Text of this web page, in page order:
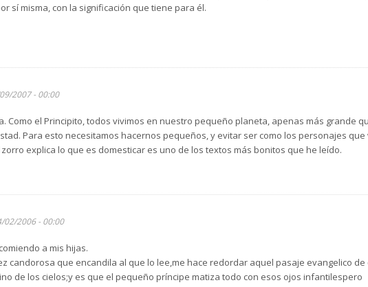
sí misma, con la significación que tiene para él.
Principito de un pequeño planeta, ¿qué te gustaría que tuviese tu Planeta? ¿quién te
ellos al fondo del tema, a un nivel más alto de interpretación que la simple historia
del Principito al quinto planeta. Siguiendo este modelo, crea tu propio planeta y ponle
2007 - 00:00
Como el Principito, todos vivimos en nuestro pequeño planeta, apenas más grande
Para esto necesitamos hacernos pequeños, y evitar ser como los personajes que
explica lo que es domesticar es uno de los textos más bonitos que he leído.
02/2006 - 00:00
a mis hijas.
candorosa que encandila al que lo lee,me hace redordar aquel pasaje evangelico de
de los cielos;y es que el pequeño príncipe matiza todo con esos ojos infantilespero